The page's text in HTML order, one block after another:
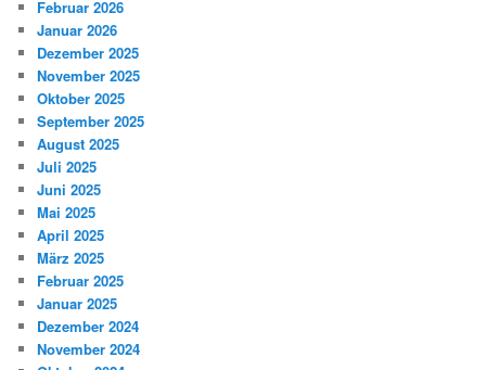
Februar 2026
Januar 2026
Dezember 2025
November 2025
Oktober 2025
September 2025
August 2025
Juli 2025
Juni 2025
Mai 2025
April 2025
März 2025
Februar 2025
Januar 2025
Dezember 2024
November 2024